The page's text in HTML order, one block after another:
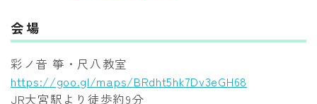
会場
彩ノ音 箏・尺八教室
https://goo.gl/maps/BRdht5hk7Dv3eGH68
JR大宮駅より徒歩約9分